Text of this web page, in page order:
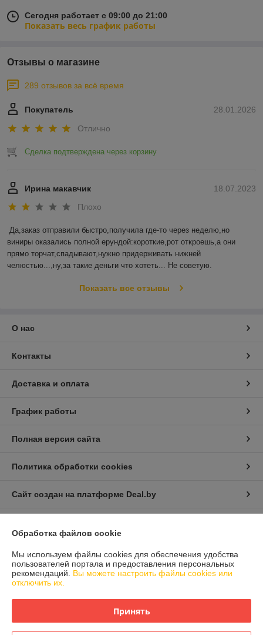
Сегодня работает с 09:00 до 21:00
Показать весь график работы
Отзывы о магазине
289 отзывов за всё время
28.01.2026
Покупатель
Отлично
Сделка подтверждена через корзину
18.07.2023
Ирина макавчик
Плохо
Да,заказ отправили быстро,получила где-то через неделю,но
виниры оказались полной ерундой:короткие,рот откроешь,а они
прямо торчат,спадывают,нужно придерживать нижней
челюстью...,ну,за такие деньги что хотеть... Не советую.
Показать все отзывы
О нас
Контакты
Доставка и оплата
График работы
Полная версия сайта
Политика обработки cookies
Сайт создан на платформе Deal.by
Информация для покупателя
предприниматель Шиманович Елена Леонидовна
Минская обл., Смолевичский район, д. Малое Залужье, ул.
Обработка файлов cookie
Мы используем файлы cookies для обеспечения удобства
пользователей портала и предоставления персональных
рекомендаций. Вы можете настроить файлы cookies или
отключить их.
Принять